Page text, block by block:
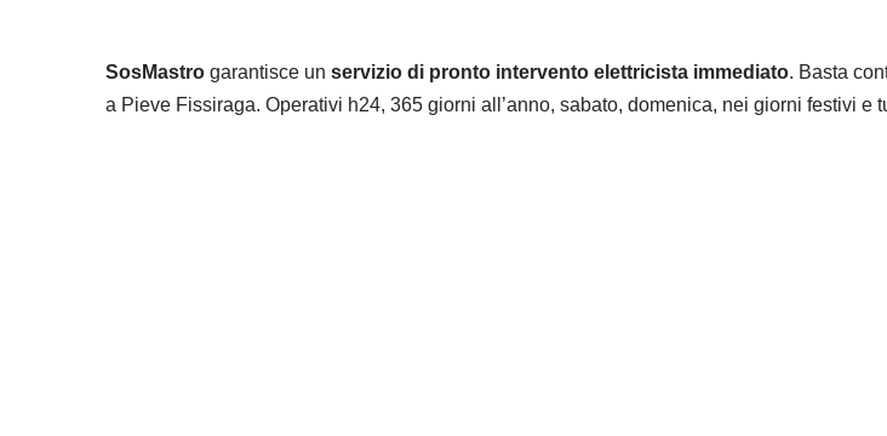
SosMastro garantisce un servizio di pronto intervento elettricista immediato. Basta
a Pieve Fissiraga. Operativi h24, 365 giorni all’anno, sabato, domenica, nei giorni festivi e